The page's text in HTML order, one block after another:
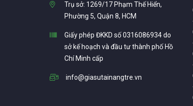
Trụ sở: 1269/17 Phạm Thế Hiển,
Phường 5, Quận 8, HCM
Giấy phép ĐKKD số 0316086934 do
sở kế hoạch và đầu tư thành phố Hồ
Chí Minh cấp
info@giasutainangtre.vn